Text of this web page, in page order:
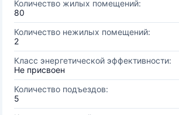
Количество жилых помещений:
80
Количество нежилых помещений:
2
Класс энергетической эффективности:
Не присвоен
Количество подъездов:
5